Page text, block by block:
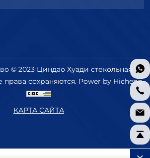
© 2023 Циндао Хуади стекольная
права сохраняются. Power by Hicheng
КАРТА САЙТА